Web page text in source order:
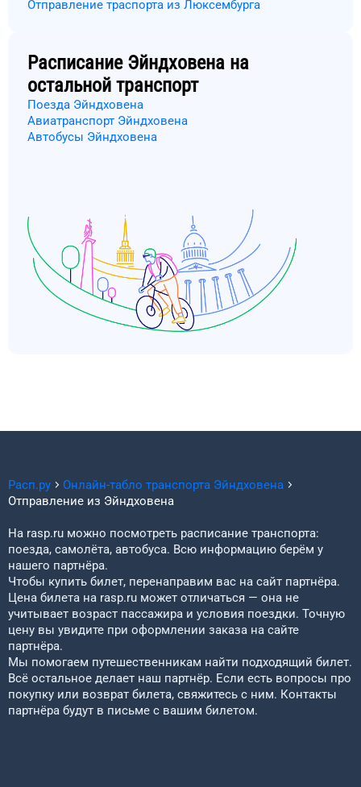
Отправление траспорта из Люксембурга
Расписание Эйндховена на
остальной транспорт
Поезда Эйндховена
Авиатранспорт Эйндховена
Автобусы Эйндховена
Расп.ру Онлайн-табло транспорта Эйндховена
Отправление из Эйндховена
На rasp.ru можно посмотреть расписание транспорта:
поезда, самолёта, автобуса. Всю информацию берём у
нашего партнёра.
Чтобы купить билет, перенаправим вас на сайт партнёра.
Цена билета на rasp.ru может отличаться — она не
учитывает возраст пассажира и условия поездки. Точную
цену вы увидите при оформлении заказа на сайте
партнёра.
Мы помогаем путешественникам найти подходящий билет.
Всё остальное делает наш партнёр. Если есть вопросы про
покупку или возврат билета, свяжитесь с ним. Контакты
партнёра будут в письме с вашим билетом.